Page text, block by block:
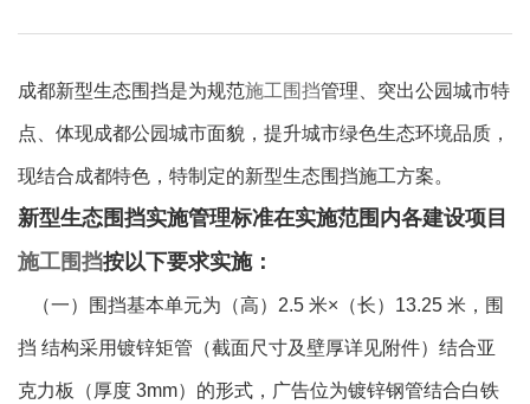
成都新型生态围挡是为规范施工围挡管理、突出公园城市特
点、体现成都公园城市面貌，提升城市绿色生态环境品质，
现结合成都特色，特制定的新型生态围挡施工方案。
新型生态围挡实施管理标准在实施范围内各建设项目
施工围挡按以下要求实施：
（一）围挡基本单元为（高）2.5 米×（长）13.25 米，围
挡 结构采用镀锌矩管（截面尺寸及壁厚详见附件）结合亚
克力板（厚度 3mm）的形式，广告位为镀锌钢管结合白铁